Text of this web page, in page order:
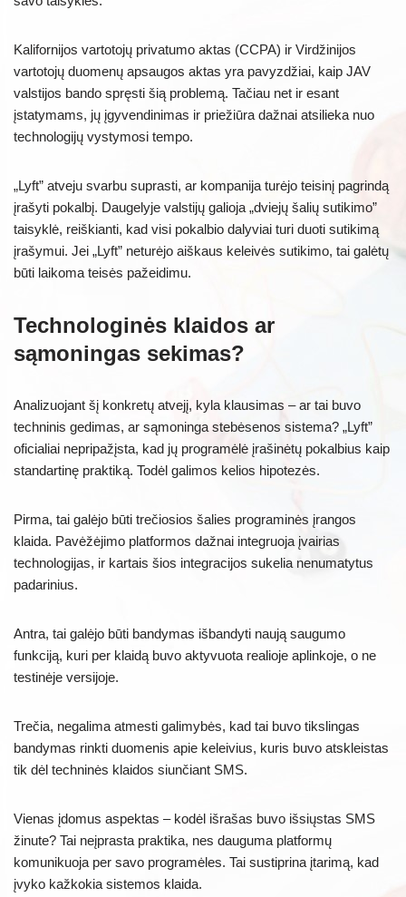
Kalifornijos vartotojų privatumo aktas (CCPA) ir Virdžinijos
vartotojų duomenų apsaugos aktas yra pavyzdžiai, kaip JAV
valstijos bando spręsti šią problemą. Tačiau net ir esant
įstatymams, jų įgyvendinimas ir priežiūra dažnai atsilieka nuo
technologijų vystymosi tempo.
„Lyft” atveju svarbu suprasti, ar kompanija turėjo teisinį pagrindą
įrašyti pokalbį. Daugelyje valstijų galioja „dviejų šalių sutikimo”
taisyklė, reiškianti, kad visi pokalbio dalyviai turi duoti sutikimą
įrašymui. Jei „Lyft” neturėjo aiškaus keleivės sutikimo, tai galėtų
būti laikoma teisės pažeidimu.
Technologinės klaidos ar
sąmoningas sekimas?
Analizuojant šį konkretų atvejį, kyla klausimas – ar tai buvo
techninis gedimas, ar sąmoninga stebėsenos sistema? „Lyft”
oficialiai nepripažįsta, kad jų programėlė įrašinėtų pokalbius kaip
standartinę praktiką. Todėl galimos kelios hipotezės.
Pirma, tai galėjo būti trečiosios šalies programinės įrangos
klaida. Pavėžėjimo platformos dažnai integruoja įvairias
technologijas, ir kartais šios integracijos sukelia nenumatytus
padarinius.
Antra, tai galėjo būti bandymas išbandyti naują saugumo
funkciją, kuri per klaidą buvo aktyvuota realioje aplinkoje, o ne
testinėje versijoje.
Trečia, negalima atmesti galimybės, kad tai buvo tikslingas
bandymas rinkti duomenis apie keleivius, kuris buvo atskleistas
tik dėl techninės klaidos siunčiant SMS.
Vienas įdomus aspektas – kodėl išrašas buvo išsiųstas SMS
žinute? Tai neįprasta praktika, nes dauguma platformų
komunikuoja per savo programėles. Tai sustiprina įtarimą, kad
įvyko kažkokia sistemos klaida.